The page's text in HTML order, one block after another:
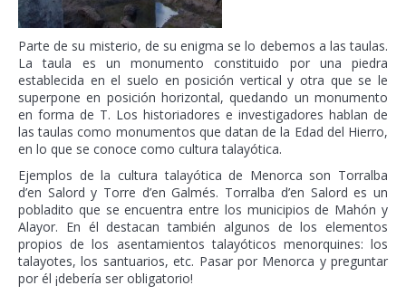
Parte de su misterio, de su enigma se lo debemos a las taulas.
La taula es un monumento constituido por una piedra
establecida en el suelo en posición vertical y otra que se le
superpone en posición horizontal, quedando un monumento
en forma de T. Los historiadores e investigadores hablan de
las taulas como monumentos que datan de la Edad del Hierro,
en lo que se conoce como cultura talayótica.
Ejemplos de la cultura talayótica de Menorca son Torralba
d’en Salord y Torre d’en Galmés. Torralba d’en Salord es un
pobladito que se encuentra entre los municipios de Mahón y
Alayor. En él destacan también algunos de los elementos
propios de los asentamientos talayóticos menorquines: los
talayotes, los santuarios, etc. Pasar por Menorca y preguntar
por él ¡debería ser obligatorio!